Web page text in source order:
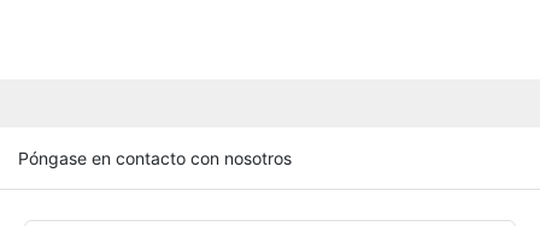
Póngase en contacto con nosotros